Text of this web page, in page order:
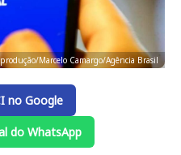
Marcelo Camargo/Agência Brasil
no Google
do WhatsApp